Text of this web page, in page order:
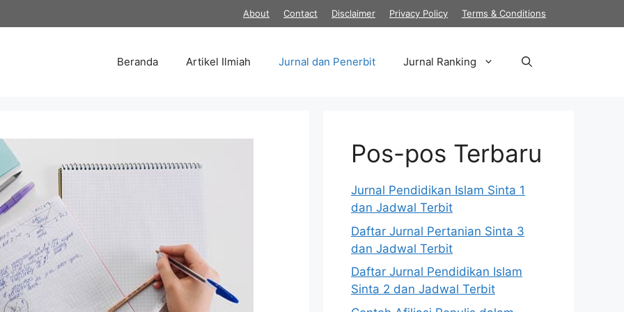
About Contact Disclaimer Privacy Policy Terms & Conditions
Beranda Artikel Ilmiah Jurnal dan Penerbit Jurnal Ranking
Pos-pos Terbaru
Jurnal Pendidikan Islam Sinta 1
dan Jadwal Terbit
Daftar Jurnal Pertanian Sinta 3
dan Jadwal Terbit
Daftar Jurnal Pendidikan Islam
Sinta 2 dan Jadwal Terbit